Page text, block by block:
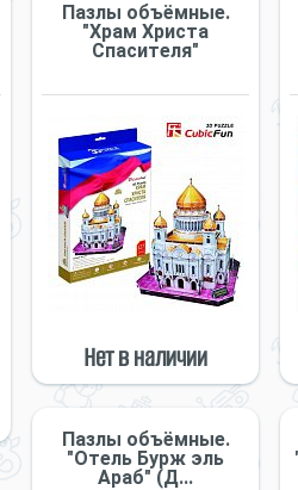
Пазлы объёмные.
"Храм Христа
Спасителя"
Нет в наличии
Пазлы объёмные.
"Отель Бурж эль
Араб" (Д...